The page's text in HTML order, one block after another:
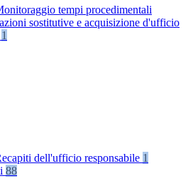
tempi procedimentali
sostitutive e acquisizione d'ufficio
1
dell'ufficio responsabile 1
88